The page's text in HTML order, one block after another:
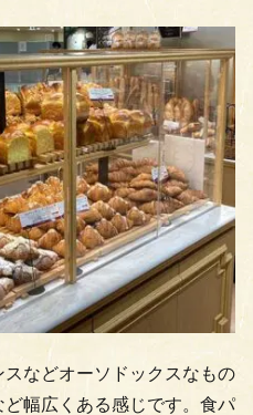
などオーソドックスなもの
幅広くある感じです。食パ